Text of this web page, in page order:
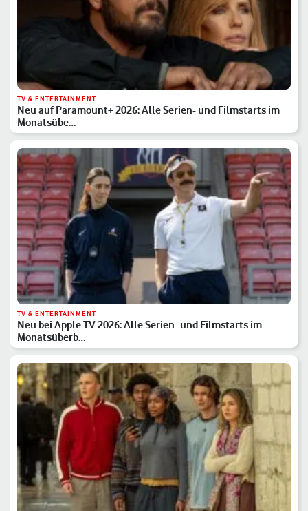
TV & ENTERTAINMENT
Neu auf Paramount+ 2026: Alle Serien- und Filmstarts im
Monatsübe…
TV & ENTERTAINMENT
Neu bei Apple TV 2026: Alle Serien- und Filmstarts im
Monatsüberb…